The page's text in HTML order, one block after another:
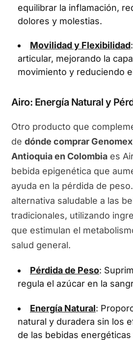
equilibrar la inflamación,
dolores y molestias.
Movilidad y Flexibilidad
articular, mejorando la
movimiento y reduciendo
Airo: Energía Natural y
Otro producto que
de dónde comprar
Antioquia en Colombiaes
bebida epigenética que
ayuda en la pérdida de
alternativa saludable a las
tradicionales, utilizando
que estimulan el
salud general.
Pérdida de Peso:
regula el azúcar en la
Energía Natural:
natural y duradera sin los
de las bebidas